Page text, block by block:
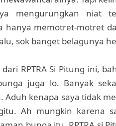
mengurungkan niat
hanya memotret-motret
sok banget belagunya
RPTRA Si Pitung ini,
juga lo. Banyak
Aduh kenapa saya tidak
Ah mungkin karena